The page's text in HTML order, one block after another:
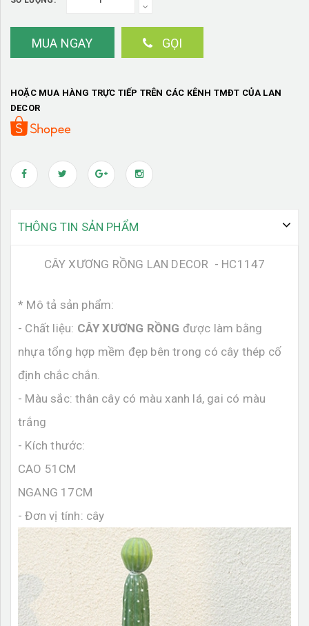
MUA NGAY GỌI
HOẶC MUA HÀNG TRỰC TIẾP TRÊN CÁC KÊNH TMĐT CỦA LAN
DECOR
THÔNG TIN SẢN PHẨM
CÂY XƯƠNG RỒNG LAN DECOR - HC1147
* Mô tả sản phẩm:
- Chất liệu: CÂY XƯƠNG RỒNG được làm bằng
nhựa tổng hợp mềm đẹp bên trong có cây thép cố
định chắc chắn.
- Màu sắc: thân cây có màu xanh lá, gai có màu
trắng
- Kích thước:
CAO 51CM
NGANG 17CM
- Đơn vị tính: cây